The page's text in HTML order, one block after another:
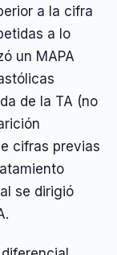
a la cifra
a lo
un MAPA
de la TA (no
cifras previas
se dirigió